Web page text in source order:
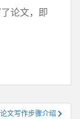
论文，即
文写作步骤介绍